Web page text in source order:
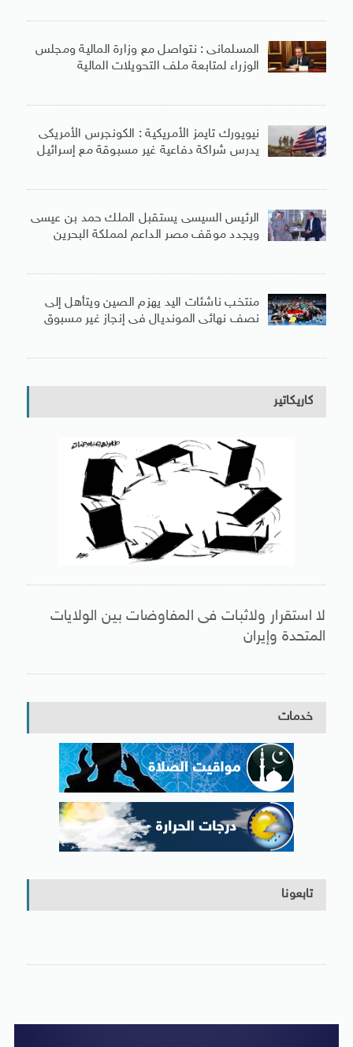
المسلمانى : نتواصل مع وزارة المالية ومجلس
الوزراء لمتابعة ملف التحويلات المالية
نيويورك تايمز الأمريكية : الكونجرس الأمريكى
يدرس شراكة دفاعية غير مسبوقة مع إسرائيل
الرئيس السيسى يستقبل الملك حمد بن عيسى
ويجدد موقف مصر الداعم لمملكة البحرين
منتخب ناشئات اليد يهزم الصين ويتأهل إلى
نصف نهائى المونديال فى إنجاز غير مسبوق
كاريكاتير
لا استقرار ولاثبات فى المفاوضات بين الولايات
المتحدة وإيران
خدمات
تابعونا